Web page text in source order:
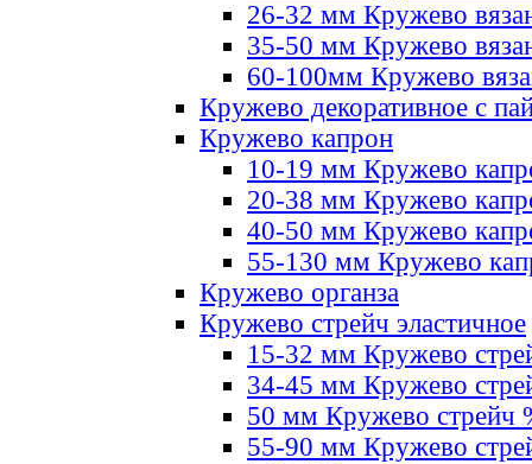
26-32 мм Кружево
35-50 мм Кружево
60-100мм Кружево
Кружево декоративное с
Кружево капрон
10-19 мм Кружево
20-38 мм Кружево
40-50 мм Кружево
55-130 мм Кружево
Кружево органза
Кружево стрейч эластичное
15-32 мм Кружево
34-45 мм Кружево
50 мм Кружево стрейч
55-90 мм Кружево